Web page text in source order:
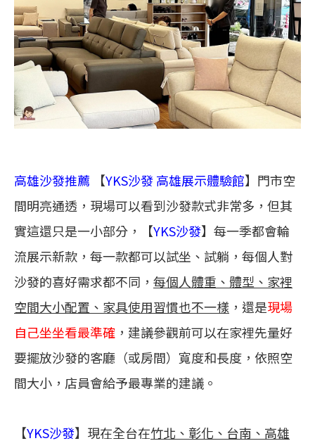
高雄沙發推薦 【YKS沙發 高雄展示體驗館】門市空
間明亮通透，現場可以看到沙發款式非常多，但其
實這還只是一小部分，【YKS沙發】每一季都會輪
流展示新款，每一款都可以試坐、試躺，每個人對
沙發的喜好需求都不同， 每個人體重、體型、家裡
空間大小配置、家具使用習慣也不一樣 ，還是現場
自己坐坐看最準確 ，建議參觀前可以在家裡先量好
要擺放沙發的客廳（或房間）寬度和長度，依照空
間大小，店員會給予最專業的建議。
【YKS沙發】現在全台在竹北、彰化、台南、高雄